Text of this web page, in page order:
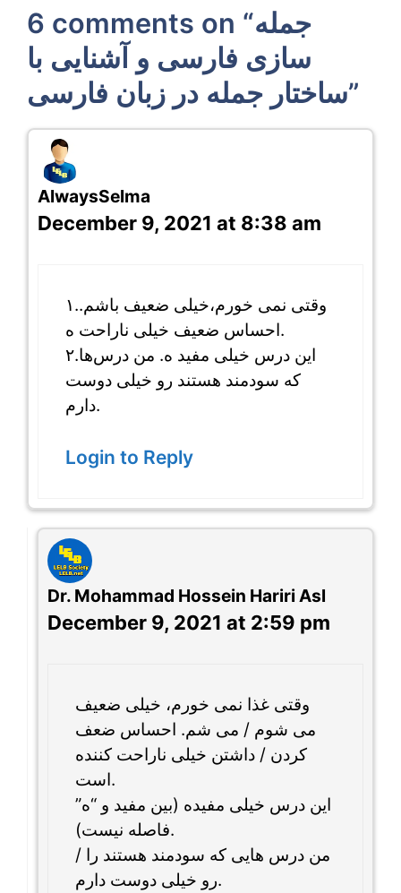
6 comments on “جمله
سازی فارسی و آشنایی با
ساختار جمله در زبان فارسی”
AlwaysSelma
December 9, 2021 at 8:38 am
۱.‌وقتی نمی خورم،خیلی ضعیف باشم.
احساس ضعیف خیلی ناراحت ه.
۲.این درس خیلی مفید ه. من درس‌ها
که سودمند هستند رو خیلی دوست
دارم.
Login to Reply
Dr. Mohammad Hossein Hariri Asl
December 9, 2021 at 2:59 pm
وقتی غذا نمی خورم، خیلی ضعیف
می شوم / می شم. احساس ضعف
کردن / داشتن خیلی ناراحت کننده
است.
این درس خیلی مفیده (بین مفید و “ه”
فاصله نیست).
من درس هایی که سودمند هستند را /
رو خیلی دوست دارم.